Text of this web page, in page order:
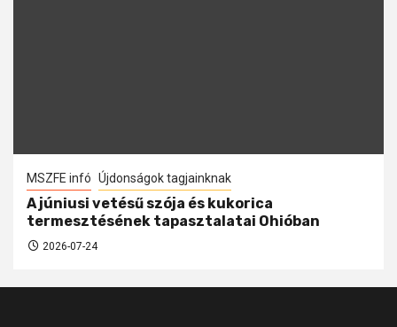
MSZFE infó Újdonságok tagjainknak
A júniusi vetésű szója és kukorica
termesztésének tapasztalatai Ohióban
2026-07-24